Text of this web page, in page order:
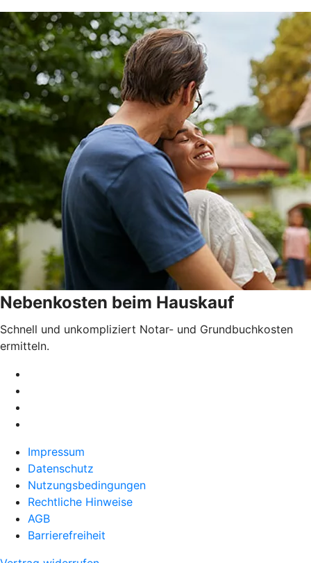
Nebenkosten beim Hauskauf
Schnell und unkompliziert Notar- und Grundbuchkosten
ermitteln.
Impressum
Datenschutz
Nutzungsbedingungen
Rechtliche Hinweise
AGB
Barrierefreiheit